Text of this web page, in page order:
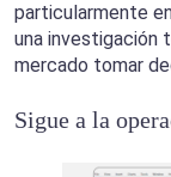
particularmente
una investigación
mercado tomar
Sigue a la